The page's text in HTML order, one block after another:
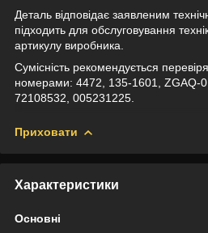
Деталь відповідає заявленим
підходить для обслуговування
артикулу виробника.
Сумісність рекомендується
номерами: 4472, 135-1601, ZGAQ-
72108532, 005231225.
Приховати
Характеристики
Основні